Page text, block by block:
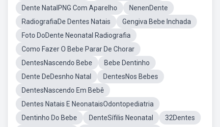
Dente NatalPNG Com Aparelho
NenenDente
RadiografiaDe Dentes Natais
Gengiva Bebe Inchada
Foto DoDente Neonatal Radiografia
Como Fazer O Bebe Parar De Chorar
DentesNascendo Bebe
Bebe Dentinho
Dente DeDesnho Natal
DentesNos Bebes
DentesNascendo Em Bebê
Dentes Natais E NeonataisOdontopediatria
Dentinho Do Bebe
DenteSífilis Neonatal
32Dentes